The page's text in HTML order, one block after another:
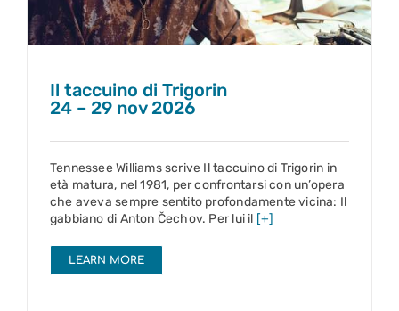
Il taccuino di Trigorin
24 – 29 nov 2026
Tennessee Williams scrive Il taccuino di Trigorin in
età matura, nel 1981, per confrontarsi con un’opera
che aveva sempre sentito profondamente vicina: Il
gabbiano di Anton Čechov. Per lui il [+]
LEARN MORE